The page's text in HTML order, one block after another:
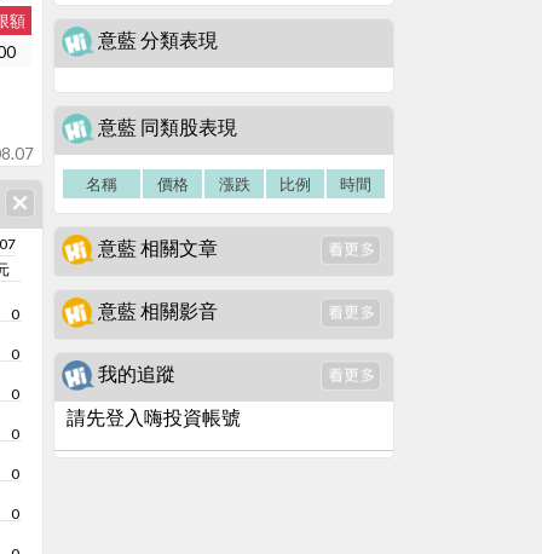
額
0
0
0
0
0
0
意藍 分類表現
意藍 同類股表現
名稱 價格 漲跌 比例 時間
意藍 相關文章
意藍 相關影音
我的追蹤
請先登入嗨投資帳號